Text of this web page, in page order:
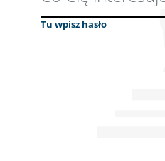
Tu wpisz hasło